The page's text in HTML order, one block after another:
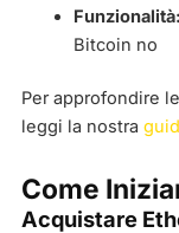
Funzionalità:
Bitcoin no
Per approfondire
leggi la nostra
Come
Acquistare